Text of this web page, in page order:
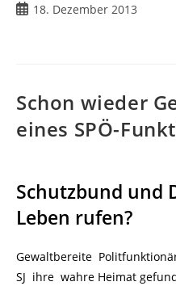
18. Dezember 2013
Schon wieder
eines SPÖ-
Schutzbund und
Leben rufen?
Gewaltbereite
SJ ihre wahre Heimat